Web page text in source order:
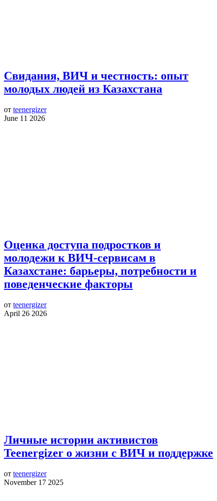
Свидания, ВИЧ и честность: опыт
молодых людей из Казахстана
от teenergizer
June 11 2026
Оценка доступа подростков и
молодежи к ВИЧ-сервисам в
Казахстане: барьеры, потребности и
поведенческие факторы
от teenergizer
April 26 2026
Личные истории активистов
Teenergizer о жизни с ВИЧ и поддержке
от teenergizer
November 17 2025